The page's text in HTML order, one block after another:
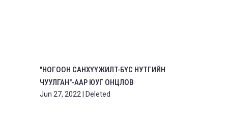
"НОГООН САНХҮҮЖИЛТ-БҮС НУТГИЙН
ЧУУЛГАН"-ААР ЮУГ ОНЦЛОВ
Jun 27, 2022 Deleted